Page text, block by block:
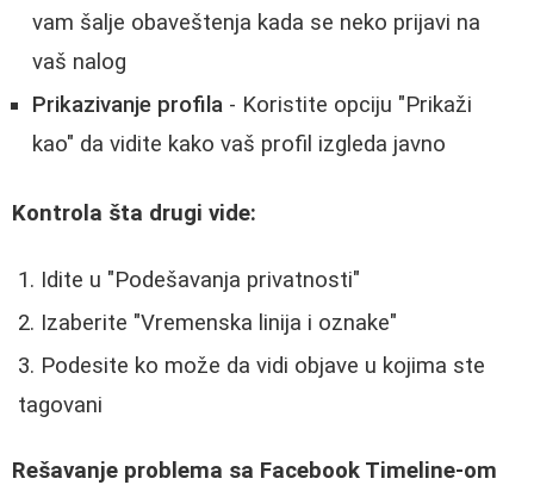
vam šalje obaveštenja kada se neko prijavi na
vaš nalog
Prikazivanje profila - Koristite opciju "Prikaži
kao" da vidite kako vaš profil izgleda javno
Kontrola šta drugi vide:
Idite u "Podešavanja privatnosti"
Izaberite "Vremenska linija i oznake"
Podesite ko može da vidi objave u kojima ste
tagovani
Rešavanje problema sa Facebook Timeline-om